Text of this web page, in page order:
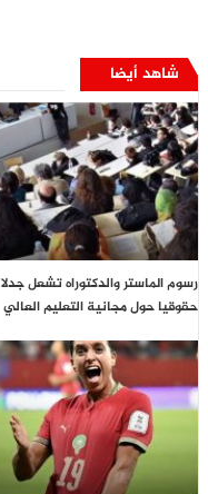
شاهد أيضا
رسوم الماستر والدكتوراه تشعل جدلا
حقوقيا حول مجانية التعليم العالي